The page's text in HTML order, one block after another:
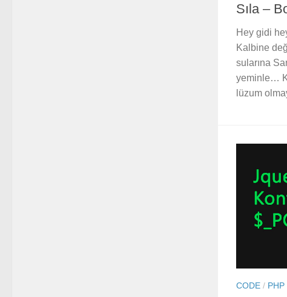
Sıla –
Hey gidi
Kalbine
sularına
yeminle…
lüzum
CODE / PHP